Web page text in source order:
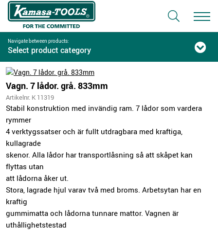
Navigate between products:
Select product category
Vagn. 7 lådor. grå. 833mm
Artikelnr. K 11319
Stabil konstruktion med invändig ram. 7 lådor som vardera
rymmer
4 verktygssatser och är fullt utdragbara med kraftiga,
kullagrade
skenor. Alla lådor har transportlåsning så att skåpet kan
flyttas utan
att lådorna åker ut.
Stora, lagrade hjul varav två med broms. Arbetsytan har en
kraftig
gummimatta och lådorna tunnare mattor. Vagnen är
uthållighetstestad